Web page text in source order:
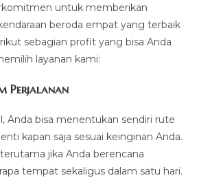
untuk memberikan
beroda empat yang terbaik
sebagian profit yang bisa Anda
layanan kami:
Perjalanan
Anda bisa menentukan sendiri rute
kapan saja sesuai keinginan Anda.
jika Anda berencana
tempat sekaligus dalam satu hari.